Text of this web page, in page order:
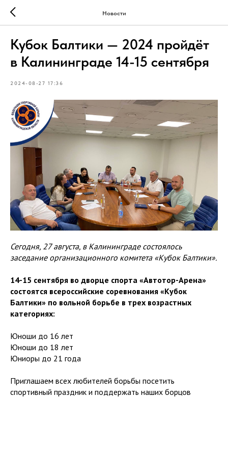
Новости
Кубок Балтики — 2024 пройдёт
в Калининграде 14-15 сентября
2024-08-27 17:36
Сегодня, 27 августа, в Калининграде состоялось
заседание организационного комитета «Кубок Балтики».
14-15 сентября во дворце спорта «Автотор-Арена»
состоятся всероссийские соревнования «Кубок
Балтики» по вольной борьбе в трех возрастных
категориях:
Юноши до 16 лет
Юноши до 18 лет
Юниоры до 21 года
Приглашаем всех любителей борьбы посетить
спортивный праздник и поддержать наших борцов